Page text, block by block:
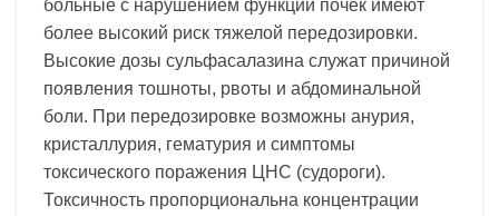
больные с нарушением функции почек имеют
более высокий риск тяжелой передозировки.
Высокие дозы сульфасалазина служат причиной
появления тошноты, рвоты и абдоминальной
боли. При передозировке возможны анурия,
кристаллурия, гематурия и симптомы
токсического поражения ЦНС (судороги).
Токсичность пропорциональна концентрации